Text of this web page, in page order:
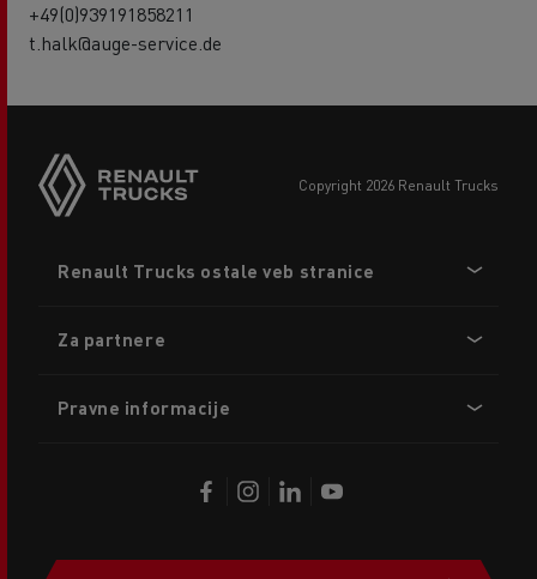
+49(0)939191858211
t.halk@auge-service.de
copyright 2026 Renault Trucks
menu
Renault Trucks ostale veb stranice
Za partnere
Pravne informacije